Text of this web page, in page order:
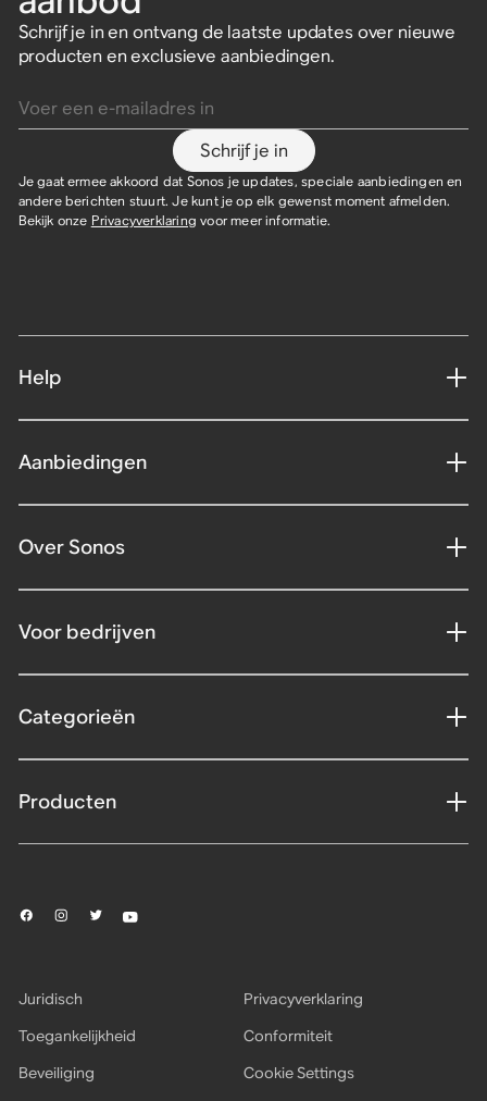
Schrijf je in en ontvang de laatste updates over nieuwe
producten en exclusieve aanbiedingen.
Schrijf je in
Je gaat ermee akkoord dat Sonos je updates, speciale aanbiedingen en
andere berichten stuurt. Je kunt je op elk gewenst moment afmelden.
Bekijk onze Privacyverklaring voor meer informatie.
Help
Aanbiedingen
Over Sonos
Voor bedrijven
Categorieën
Producten
Juridisch
Privacyverklaring
Toegankelijkheid
Conformiteit
Beveiliging
Cookie Settings